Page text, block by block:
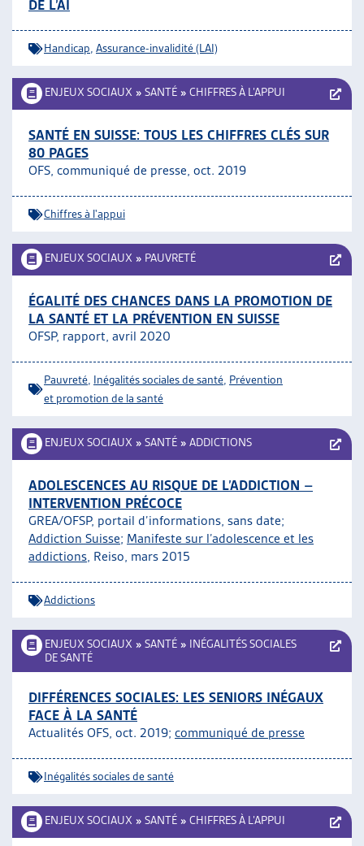
DE L’AI
Handicap Assurance-invalidité (LAI)
ENJEUX SOCIAUX » SANTÉ » CHIFFRES À L’APPUI
SANTÉ EN SUISSE: TOUS LES CHIFFRES CLÉS SUR
80 PAGES
OFS, communiqué de presse, oct. 2019
Chiffres à l'appui
ENJEUX SOCIAUX » PAUVRETÉ
ÉGALITÉ DES CHANCES DANS LA PROMOTION DE
LA SANTÉ ET LA PRÉVENTION EN SUISSE
OFSP, rapport, avril 2020
Pauvreté Inégalités sociales de santé Prévention
et promotion de la santé
ENJEUX SOCIAUX » SANTÉ » ADDICTIONS
ADOLESCENCES AU RISQUE DE L’ADDICTION –
INTERVENTION PRÉCOCE
GREA/OFSP, portail d’informations, sans date;
Addiction Suisse; Manifeste sur l’adolescence et les
addictions, Reiso, mars 2015
Addictions
ENJEUX SOCIAUX » SANTÉ » INÉGALITÉS SOCIALES
DE SANTÉ
DIFFÉRENCES SOCIALES: LES SENIORS INÉGAUX
FACE À LA SANTÉ
Actualités OFS, oct. 2019; communiqué de presse
Inégalités sociales de santé
ENJEUX SOCIAUX » SANTÉ » CHIFFRES À L’APPUI